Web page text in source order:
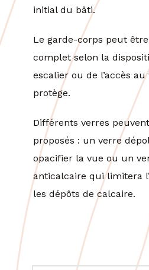
initial du bâti.
Le garde-corps peut
complet selon la
escalier ou de l’accès au
protège.
Différents verres
proposés : un verre
opacifier la vue ou un
anticalcaire qui limitera
les dépôts de calcaire.